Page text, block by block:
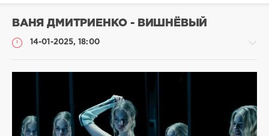
ВАНЯ ДМИТРИЕНКО - ВИШНЁВЫЙ
14-01-2025, 18:00
drakon-